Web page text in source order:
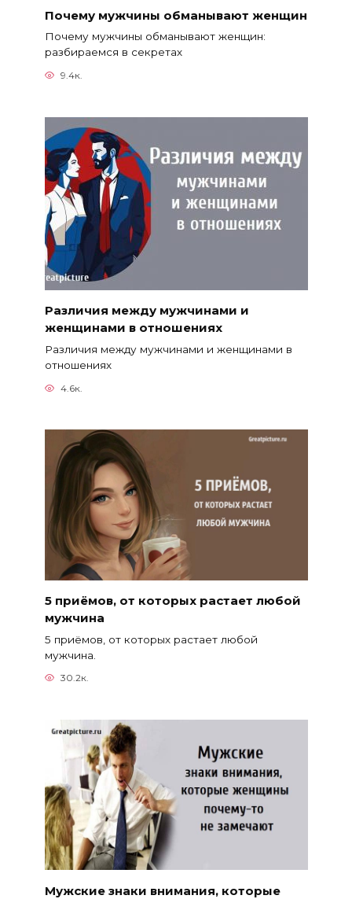
Почему мужчины обманывают женщин
Почему мужчины обманывают женщин:
разбираемся в секретах
9.4к.
Различия между мужчинами и
женщинами в отношениях
Различия между мужчинами и женщинами в
отношениях
4.6к.
5 приёмов, от которых растает любой
мужчина
5 приёмов, от которых растает любой
мужчина.
30.2к.
Мужские знаки внимания, которые